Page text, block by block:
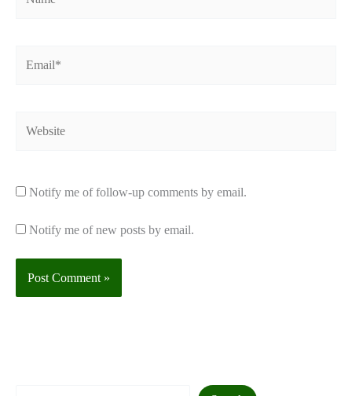
Notify me of follow-up comments by email.
Notify me of new posts by email.